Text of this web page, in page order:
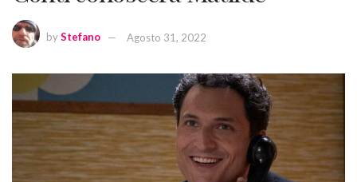
byStefano Agosto 31, 2022